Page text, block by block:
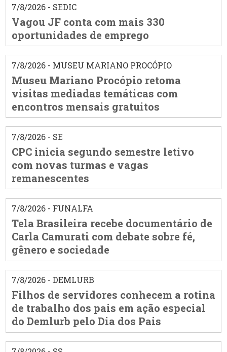
7/8/2026 - SEDIC
Vagou JF conta com mais 330
oportunidades de emprego
7/8/2026 - MUSEU MARIANO PROCÓPIO
Museu Mariano Procópio retoma
visitas mediadas temáticas com
encontros mensais gratuitos
7/8/2026 - SE
CPC inicia segundo semestre letivo
com novas turmas e vagas
remanescentes
7/8/2026 - FUNALFA
Tela Brasileira recebe documentário de
Carla Camurati com debate sobre fé,
gênero e sociedade
7/8/2026 - DEMLURB
Filhos de servidores conhecem a rotina
de trabalho dos pais em ação especial
do Demlurb pelo Dia dos Pais